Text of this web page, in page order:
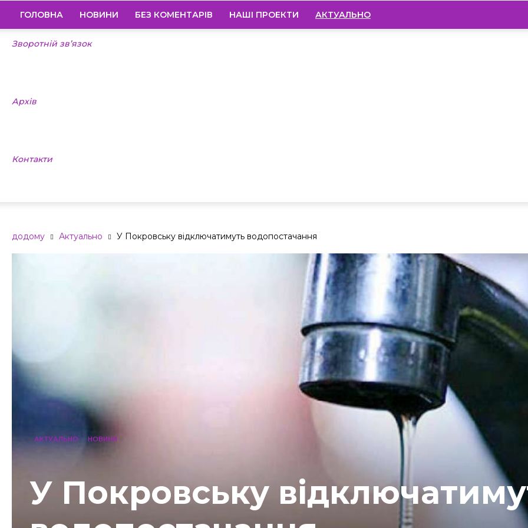
ГОЛОВНА НОВИНИ БЕЗ КОМЕНТАРІВ НАШІ ПРОЕКТИ АКТУАЛЬНО
Зворотній зв’язок
Архів
Контакти
додому Актуально У Покровську відключатимуть водопостачання
АКТУАЛЬНО НОВИНИ
У Покровську